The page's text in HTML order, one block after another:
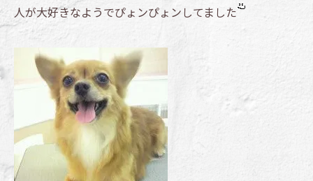
人が大好きなようでぴょンぴょンしてました